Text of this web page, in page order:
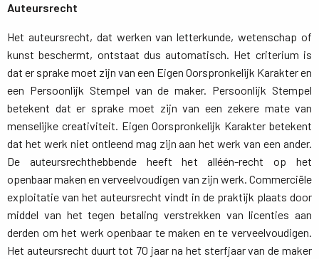
Auteursrecht
Het auteursrecht, dat werken van letterkunde, wetenschap of
kunst beschermt, ontstaat dus automatisch. Het criterium is
dat er sprake moet zijn van een Eigen Oorspronkelijk Karakter en
een Persoonlijk Stempel van de maker. Persoonlijk Stempel
betekent dat er sprake moet zijn van een zekere mate van
menselijke creativiteit. Eigen Oorspronkelijk Karakter betekent
dat het werk niet ontleend mag zijn aan het werk van een ander.
De auteursrechthebbende heeft het alléén-recht op het
openbaar maken en verveelvoudigen van zijn werk. Commerciële
exploitatie van het auteursrecht vindt in de praktijk plaats door
middel van het tegen betaling verstrekken van licenties aan
derden om het werk openbaar te maken en te verveelvoudigen.
Het auteursrecht duurt tot 70 jaar na het sterfjaar van de maker